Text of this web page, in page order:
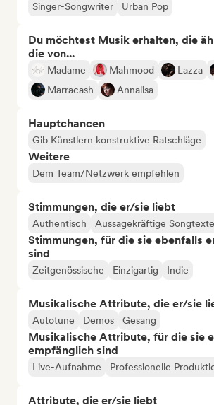
Singer-Songwriter
Urban Pop
Du möchtest Musik erhalten, die
die von...
Madame Mahmood Lazza
Marracash
Annalisa
Hauptchancen
Gib Künstlern konstruktive Ratschläge
Weitere
Dem Team/Netzwerk empfehlen
Stimmungen, die er/sie liebt
Authentisch Aussagekräftige Songtexte
Stimmungen, für die sie ebenfalls
sind
Zeitgenössische Einzigartig Indie
Musikalische Attribute, die er/sie
Autotune Demos Gesang
Musikalische Attribute, für die sie
empfänglich sind
Live-Aufnahme Professionelle
Attribute, die er/sie liebt